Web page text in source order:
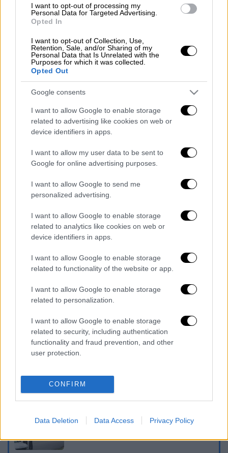
I want to opt-out of processing my
Personal Data for Targeted Advertising.
Opted In
I want to opt-out of Collection, Use,
Retention, Sale, and/or Sharing of my
Personal Data that Is Unrelated with the
Purposes for which it was collected.
Opted Out
Google consents
I want to allow Google to enable storage
related to advertising like cookies on web or
device identifiers in apps.
I want to allow my user data to be sent to
Google for online advertising purposes.
I want to allow Google to send me
personalized advertising.
I want to allow Google to enable storage
related to analytics like cookies on web or
device identifiers in apps.
I want to allow Google to enable storage
related to functionality of the website or app.
I want to allow Google to enable storage
related to personalization.
I want to allow Google to enable storage
related to security, including authentication
functionality and fraud prevention, and other
user protection.
CONFIRM
Data Deletion Data Access Privacy Policy
Θεσσαλονίκη: Φορτηγό έπεσε από
γέφυρα στην ΠΑΘΕ
Σύμφωνα με πληροφορίες, πρόκειται για
φορτηγό με πινακίδες κυκλοφορίας από την
από την πτώση και μεταφέρθηκε στο
νοσοκομείο Παπανικολάου.
Η οδόςΟλύμπου, παράλληλη της ΠΑΘΕ,
παραμένει κλειστή.
ΕΘΝΟΣ θα παρεμβαίνει και τα προσβλητικά σχόλια θα
διαγράφονται
καταχώρηση
Διαβάστε ακόμη
«Δεν υπήρξε τεχνικό πρόβλημα»: Τι
κατέθεσαν οι δύο τραυματίες από τη
σύγκρουση των ελικοπτέρων στη Ψάθα
Μακελειό στη Βόρεια Καρολίνα ύστερα από